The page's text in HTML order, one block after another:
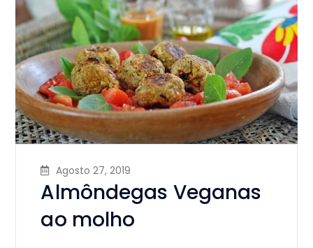
Agosto 27, 2019
Almôndegas Veganas
ao molho